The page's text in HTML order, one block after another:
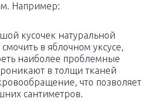
Например:
кусочек натуральной
в яблочном уксусе,
наиболее проблемные
в толщи тканей
что позволяет
сантиметров.